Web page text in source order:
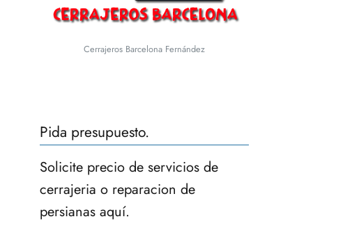
Cerrajeros Barcelona Fernández
Pida presupuesto.
Solicite precio de servicios de
cerrajeria o reparacion de
persianas aquí.